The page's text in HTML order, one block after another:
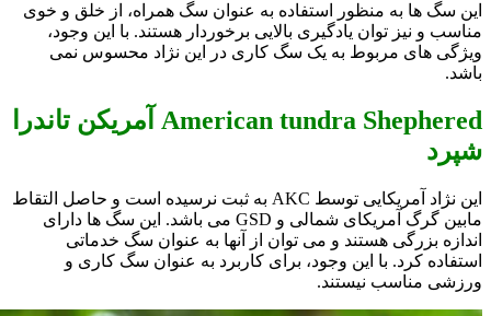
این سگ ها به منظور استفاده به عنوان سگ همراه، از خلق و خوی
مناسب و نیز توان یادگیری بالایی برخوردار هستند. با این وجود،
ویژگی های مربوط به یک سگ کاری در این نژاد محسوس نمی
باشد.
American tundra Shephered آمریکن تاندرا
شپرد
این نژاد آمریکایی توسط AKC به ثبت نرسیده است و حاصل التقاط
مابین گرگ آمریکای شمالی و GSD می باشد. این سگ ها دارای
اندازه بزرگی هستند و می توان از آنها به عنوان سگ خدماتی
استفاده کرد. با این وجود، برای کاربرد به عنوان سگ کاری و
ورزشی مناسب نیستند.